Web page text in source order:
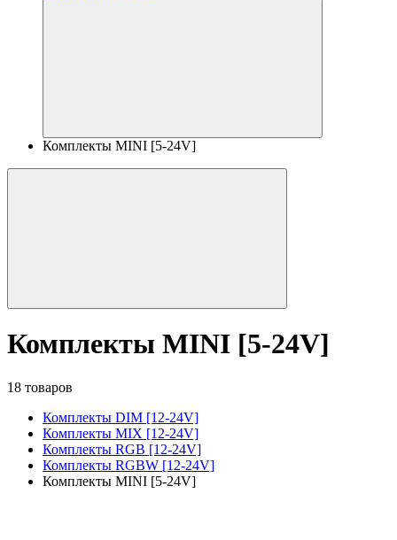
Комплекты MINI [5-24V]
Комплекты MINI [5-24V]
18 товаров
Комплекты DIM [12-24V]
Комплекты MIX [12-24V]
Комплекты RGB [12-24V]
Комплекты RGBW [12-24V]
Комплекты MINI [5-24V]